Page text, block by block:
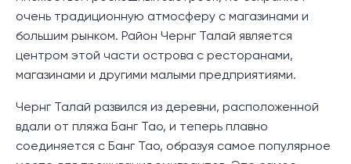
гармонии с природой, Menara Luxury Cherng Talay
состоит всего из 4 роскошных резиденций. Виллы
имеют 5-6 спален и 5-7 ванных комнат с
просторными застроенными помещениями.
и открытыми пространствами, создавая
современный и функциональный тропический оазис.
Каждая элегантная вилла с бассейном может
очень традиционную атмосферу с магазинами и
большим рынком. Район Чернг Талай является
центром этой части острова с ресторанами,
магазинами и другими малыми предприятиями.
Чернг Талай развился из деревни, расположенной
вдали от пляжа Банг Тао, и теперь плавно
соединяется с Банг Тао, образуя самое популярное